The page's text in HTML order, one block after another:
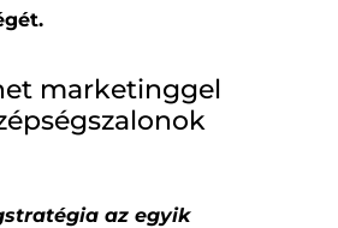
marketinggel
az egyik